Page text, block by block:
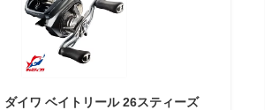
ダイワ ベイトリール 26スティーズ